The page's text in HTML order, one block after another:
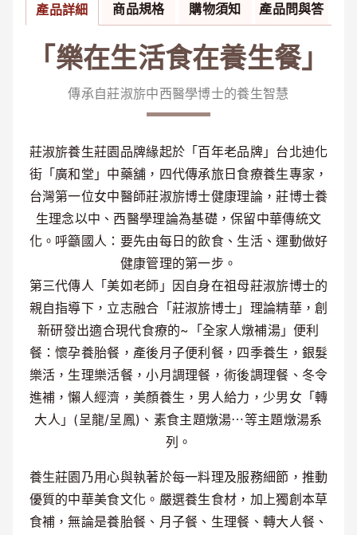
產品詳細 商品規格 購物須知 產品問與答
「樂在生活食在養生餐」
傳承自莊淑旂中西醫學博士的養生智慧
莊淑旂養生莊園品牌緣起於「百年老品牌」台北迪化
街「廣和堂」中藥舖，四代傳承旅日食療養生專家，
台灣第一位女中醫師莊淑旂博士健康理論，莊博士養
生理念以中、西醫學理論為基礎，保留中華傳統文
化。呼籲國人：要先由每日的飲食、生活、運動做好
健康管理的第一步。
第三代傳人「美如老師」因自身在祖母莊淑旂博士的
親自指導下，立志融合「莊淑旂博士」理論精華，創
新研發出適合現代食療的~「全家人燉補湯」便利
餐：懷孕養胎餐，產後月子便利餐，四季養生，銀髮
樂活，生理樂活餐，小月調理餐，術後調理餐、冬令
進補，懶人經濟，美顏養生，男人給力，少男女「轉
大人」(呈龍/呈鳳)、素食主題燉湯⋯等主題燉湯系
列。
養生莊園乃用心與執著於每一料理及服務細節，推動
優質的中華美食文化。嚴選養生食材，加上獨創本草
食補，無論是養胎餐、月子餐、生理餐、轉大人餐、